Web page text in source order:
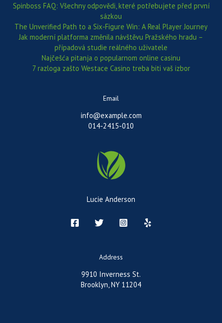
Spinboss FAQ: Všechny odpovědi, které potřebujete před první
sázkou
The Unverified Path to a Six‑Figure Win: A Real Player Journey
Jak moderní platforma změnila návštěvu Pražského hradu –
případová studie reálného uživatele
Najčešća pitanja o popularnom online casinu
7 razloga zašto Westace Casino treba biti vaš izbor
Email
info@example.com
014-2415-010
Lucie Anderson
Address
9910 Inverness St.
Brooklyn, NY 11204